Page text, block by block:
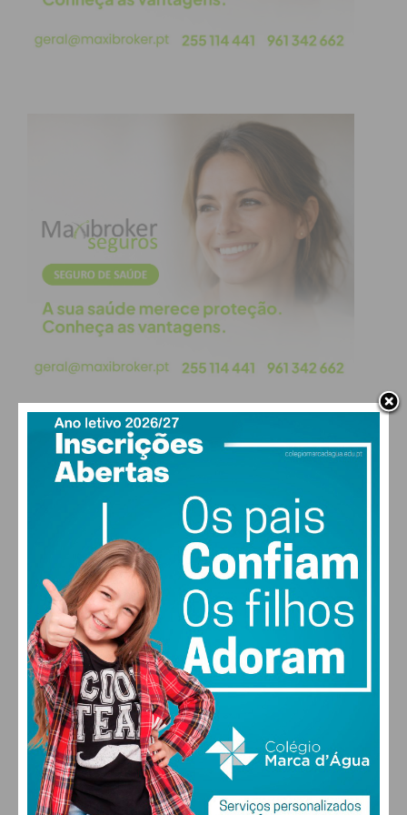
tenha avistado movimentos suspeitos nas
informações por mensagem privada ou contacte as
autoridades, de forma a ajudar na investigação.
Subscreva a newsletter do
Imediato
Assine nossa newsletter por e-mail e
obtenha de forma regular a informação
atualizada.
Eu li e concordo com os
condições
PAÇOS DE FERREIRA
°
few clouds
88% humidade
vento: 1m/s SSO
MAX 20 • MIN 18
26°
DOM
28
SEG
30°
TER
31 °
QUA
ALTERAR